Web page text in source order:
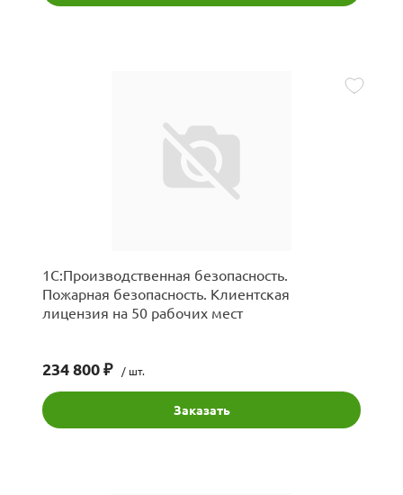
1С:Производственная безопасность.
Пожарная безопасность. Клиентская
лицензия на 50 рабочих мест
234 800 ₽ / шт.
Заказать